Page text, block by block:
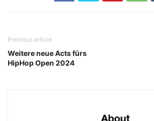
Previous article
Weitere neue Acts fürs
HipHop Open 2024